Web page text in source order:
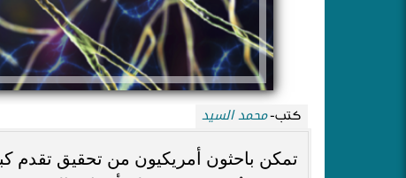
كتب-محمد السيد
تمكن باحثون أمريكيون من تحقيق تقدم